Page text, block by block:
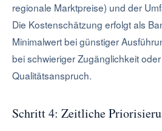
regionale Marktpreise) und der
Die Kostenschätzung erfolgt als
Minimalwert bei günstiger
bei schwieriger Zugänglichkeit
Qualitätsanspruch.
Schritt 4: Zeitliche